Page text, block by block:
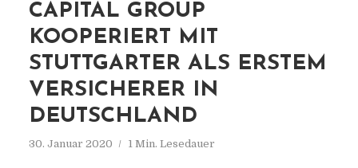
CAPITAL GROUP
KOOPERIERT MIT
STUTTGARTER ALS ERSTEM
VERSICHERER IN
DEUTSCHLAND
30. Januar 2020 1 Min. Lesedauer